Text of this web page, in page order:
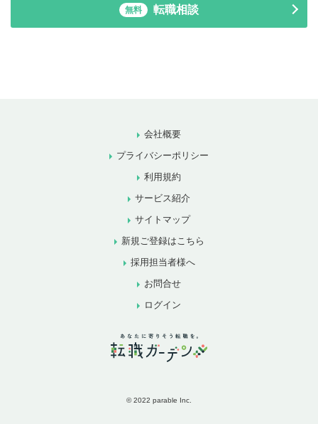
無料 転職相談
会社概要
プライバシーポリシー
利用規約
サービス紹介
サイトマップ
新規ご登録はこちら
採用担当者様へ
お問合せ
ログイン
© 2022 parable Inc.